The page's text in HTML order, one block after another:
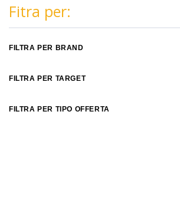
Cosmetici Naturali
Make Up
Capelli
Fitra per:
FILTRA PER BRAND
FILTRA PER TARGET
FILTRA PER TIPO OFFERTA